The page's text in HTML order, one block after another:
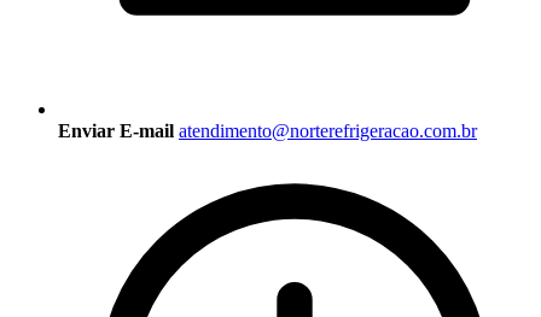
Enviar E-mail atendimento@norterefrigeracao.com.br